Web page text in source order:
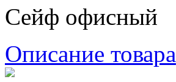
Сейф офисный
Описание товара